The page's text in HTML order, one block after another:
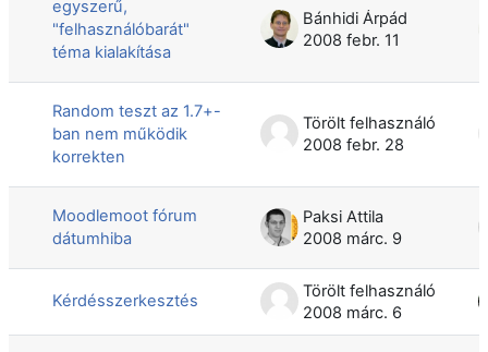
egyszerű,
"felhasználóbarát"
téma kialakítása
Bánhidi Árpád
2008 febr. 11
Random teszt az 1.7+-
ban nem működik
korrekten
Törölt felhasználó
2008 febr. 28
Moodlemoot fórum
dátumhiba
Paksi Attila
2008 márc. 9
Kérdésszerkesztés
Törölt felhasználó
2008 márc. 6